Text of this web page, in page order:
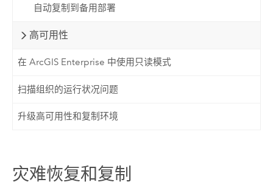
自动复制到备用部署
高可用性
在 ArcGIS Enterprise 中使用只读模式
扫描组织的运行状况问题
升级高可用性和复制环境
灾难恢复和复制